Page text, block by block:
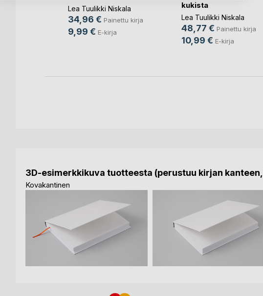
Lea Tuulikki Niskala
34,96 € Painettu kirja
9,99 € E-kirja
kukista
Lea Tuulikki Niskala
48,77 € Painettu kirja
10,99 € E-kirja
3D-esimerkkikuva tuotteesta (perustuu kirjan
Kovakantinen